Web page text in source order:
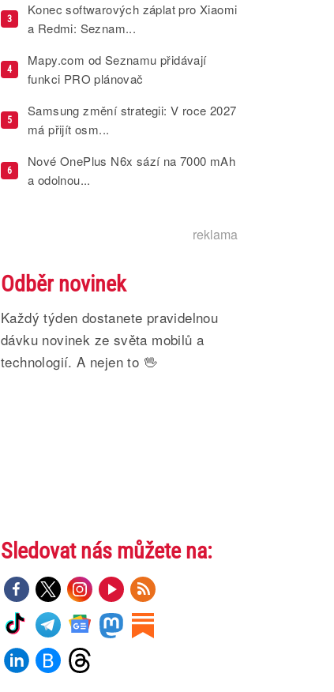
3
Konec softwarových záplat pro Xiaomi
a Redmi: Seznam...
4
Mapy.com od Seznamu přidávají
funkci PRO plánovač
5
Samsung změní strategii: V roce 2027
má přijít osm...
6
Nové OnePlus N6x sází na 7000 mAh
a odolnou...
reklama
Odběr novinek
Každý týden dostanete pravidelnou
dávku novinek ze světa mobilů a
technologií. A nejen to 🖖
Sledovat nás můžete na: